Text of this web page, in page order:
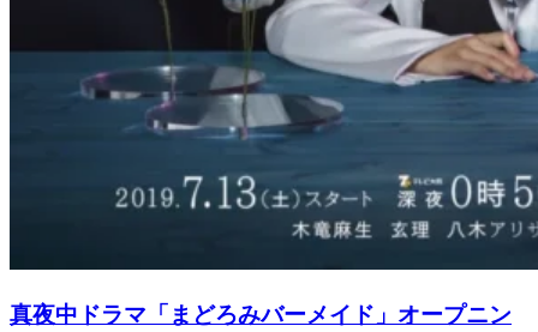
真夜中ドラマ「まどろみバーメイド」オープニン